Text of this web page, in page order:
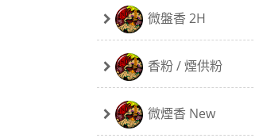
微盤香 2H
香粉 / 煙供粉
微煙香 New